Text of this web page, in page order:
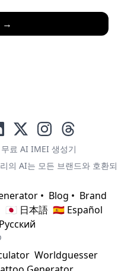
→
x instagramthreads
무료 AI IMEI 생성기
의 AI는 모든 브랜드와 호환되
• Blog • Brand
🇯🇵 日本語 🇪🇸 Español
Worldguesser